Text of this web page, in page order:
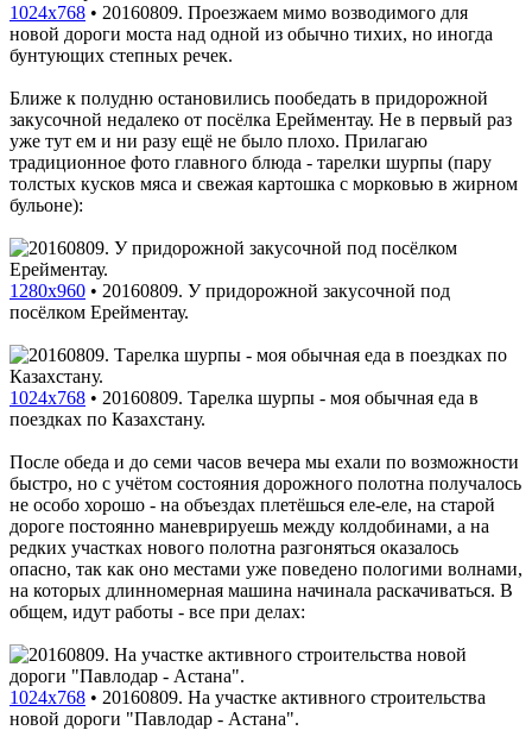
1024x768 • 20160809. Проезжаем мимо возводимого для
новой дороги моста над одной из обычно тихих, но иногда
бунтующих степных речек.
Ближе к полудню остановились пообедать в придорожной
закусочной недалеко от посёлка Ерейментау. Не в первый раз
уже тут ем и ни разу ещё не было плохо. Прилагаю
традиционное фото главного блюда - тарелки шурпы (пару
толстых кусков мяса и свежая картошка с морковью в жирном
бульоне):
1280x960 • 20160809. У придорожной закусочной под
посёлком Ерейментау.
1024x768 • 20160809. Тарелка шурпы - моя обычная еда в
поездках по Казахстану.
После обеда и до семи часов вечера мы ехали по возможности
быстро, но с учётом состояния дорожного полотна получалось
не особо хорошо - на объездах плетёшься еле-еле, на старой
дороге постоянно маневрируешь между колдобинами, а на
редких участках нового полотна разгоняться оказалось
опасно, так как оно местами уже поведено пологими волнами,
на которых длинномерная машина начинала раскачиваться. В
общем, идут работы - все при делах:
1024x768 • 20160809. На участке активного строительства
новой дороги "Павлодар - Астана".